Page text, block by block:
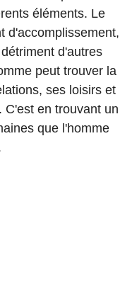
éléments. Le
d'accomplissement,
d'autres
peut trouver la
ses loisirs et
C'est en trouvant un
que l'homme